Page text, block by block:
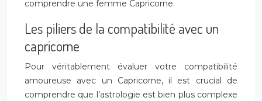
comprendre une femme Capricorne.
Les piliers de la compatibilité avec un
capricorne
Pour véritablement évaluer votre compatibilité
amoureuse avec un Capricorne, il est crucial de
comprendre que l’astrologie est bien plus complexe